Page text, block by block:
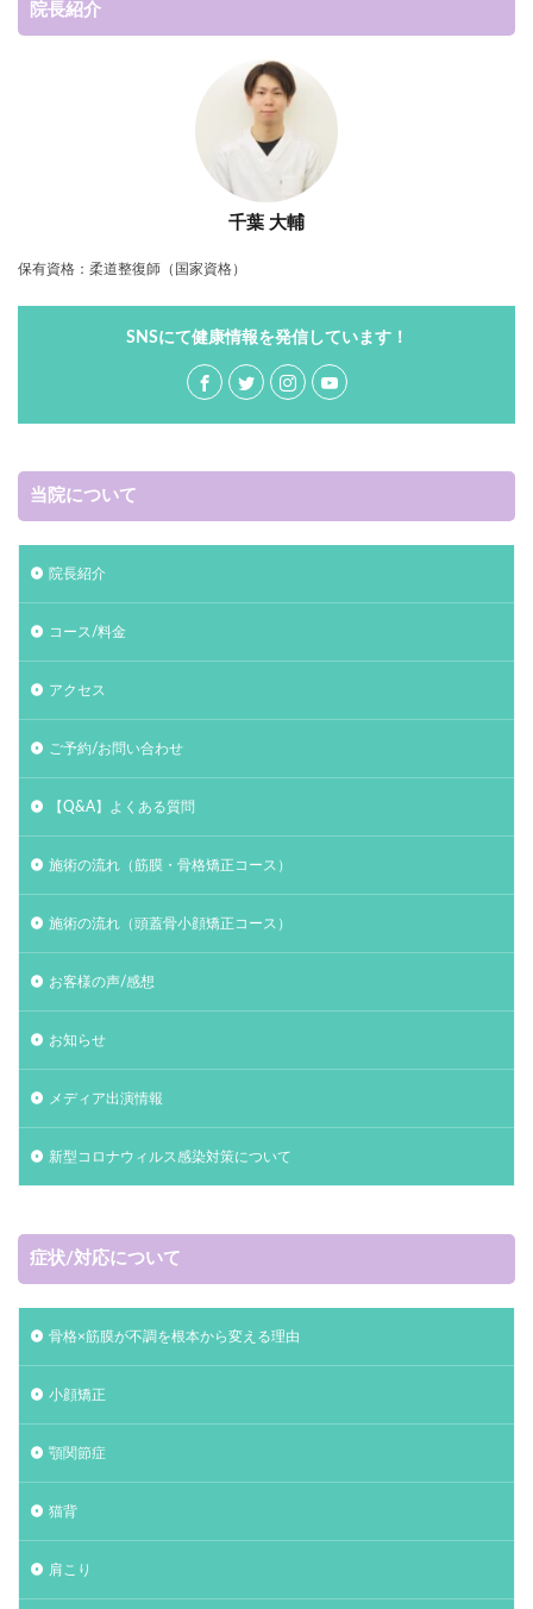
院長紹介
千葉 大輔
保有資格：柔道整復師（国家資格）
SNSにて健康情報を発信しています！
当院について
院長紹介
コース/料金
アクセス
ご予約/お問い合わせ
【Q&A】よくある質問
施術の流れ（筋膜・骨格矯正コース）
施術の流れ（頭蓋骨小顔矯正コース）
お客様の声/感想
お知らせ
メディア出演情報
新型コロナウィルス感染対策について
症状/対応について
骨格×筋膜が不調を根本から変える理由
小顔矯正
顎関節症
猫背
肩こり